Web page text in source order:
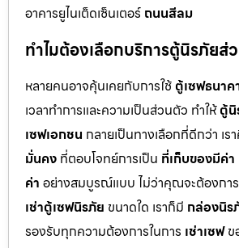
อาคารยูไนเต็ดเซ็นเตอร์ ถนนสีลม
ทำไมต้องเลือกบริการตู้นิรภัยส่
หลายคนอาจคุ้นเคยกับการใช้ ตู้เซฟธนาค
เวลาทำการและความเป็นส่วนตัว ทำให้ตู้นิ
เซฟเอกชน กลายเป็นทางเลือกที่ดีกว่า เร
มั่นคง ที่ตอบโจทย์การเป็น ที่เก็บของมีค่า
ค่า อย่างสมบูรณ์แบบ ไม่ว่าคุณจะต้องการ
เช่าตู้เซฟนิรภัย ขนาดใด เราก็มี กล่องนิร
รองรับทุกความต้องการในการ เช่าเซฟข